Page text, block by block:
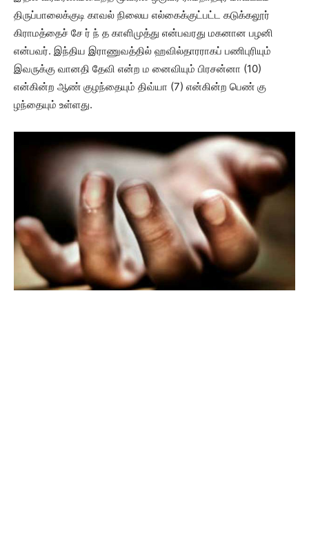
திருப்பாலைக்குடி காவல் நிலைய எல்கைக்குட்பட்ட கடுக்கலூர்
கிராமத்தைச் சே ர் ந் த காளிமுத்து என்பவரது மகனான பழனி
என்பவர். இந்திய இராணுவத்தில் ஹவில்தாரராகப் பணிபுரியும்
இவருக்கு வானதி தேவி என்ற ம னைவியும் பிரசன்னா (10)
என்கின்ற ஆண் குழந்தையும் திவ்யா (7) என்கின்ற பெண் கு
ழந்தையும் உள்ளது.